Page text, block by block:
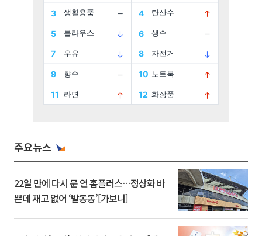
주요뉴스
22일 만에 다시 문 연 홈플러스…정상화 바
쁜데 재고 없어 ‘발동동’[가보니]